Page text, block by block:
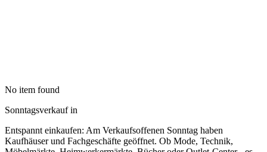
No item found
Sonntagsverkauf in
Entspannt einkaufen: Am Verkaufsoffenen Sonntag haben
Kaufhäuser und Fachgeschäfte geöffnet. Ob Mode, Technik,